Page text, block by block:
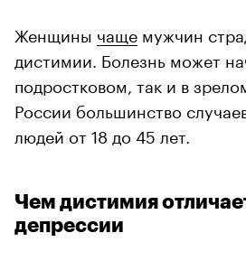
Женщины чаще мужчин
дистимии. Болезнь может
подростковом, так и в
России большинство
людей от 18 до 45 лет.
Чем дистимия
депрессии